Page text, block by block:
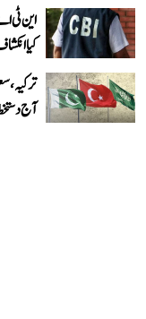
این ٹی
کیا
ترکیہ،
آج